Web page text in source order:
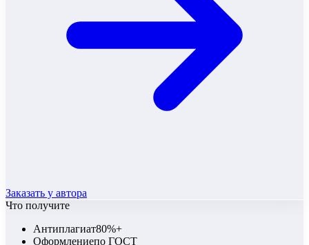
Заказать у автора
Что получите
Антиплагиат80%+
Оформлениепо ГОСТ